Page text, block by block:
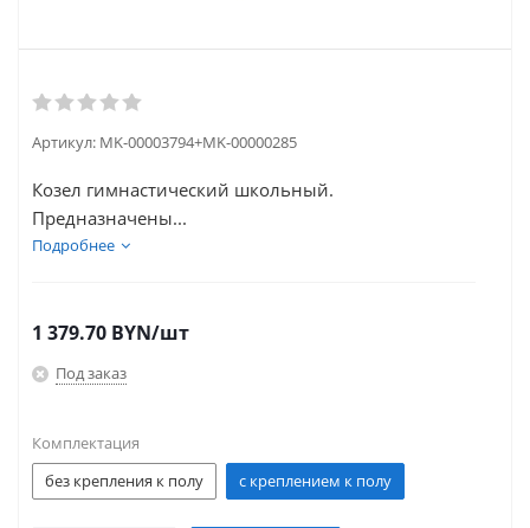
Артикул: MK-00003794+MK-00000285
Козел гимнастический школьный.
Предназначены...
Подробнее
1 379.70 BYN/шт
Под заказ
Комплектация
без крепления к полу
с креплением к полу